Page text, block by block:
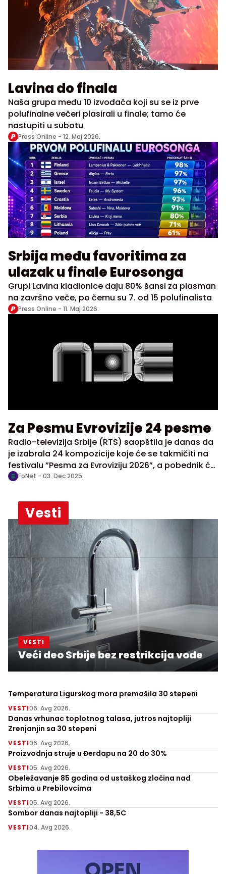
Lavina do finala
Naša grupa među 10 izvođača koji su se iz prve
polufinalne večeri plasirali u finale; tamo će
nastupiti u subotu
Press Online - 12. Maj 2026.
Srbija među favoritima za
ulazak u finale Eurosonga
Grupi Lavina kladionice daju 80% šansi za plasman
na završno veče, po čemu su 7. od 15 polufinalista
Press Online - 11. Maj 2026.
Za Pesmu Evrovizije 24 pesme
Radio-televizija Srbije (RTS) saopštila je danas da
je izabrala 24 kompozicije koje će se takmičiti na
festivalu ”Pesma za Evroviziju 2026”, a pobednik će
u maju naredne godine predstavljati Srbiju na
FoNet - 03. Dec 2025.
Vesti
VESTI
Veći deo Srbije bez restrikcija vode
Temperatura Ligurskog mora premašila 30 stepeni
VESTI06. Avg 2026.
Danas vrhunac toplotnog talasa, jutros najtopliji
Zrenjanjin sa 30 stepeni
VESTI06. Avg 2026.
Proizvodnja struje u Đerdapu na 20 do 30%
VESTI05. Avg 2026.
Obeležavanje 85 godina od ustaškog zločina nad
Srbima u Prebilovcima
VESTI05. Avg 2026.
Sombor danas najtopliji - 38,5C
VESTI04. Avg 2026.